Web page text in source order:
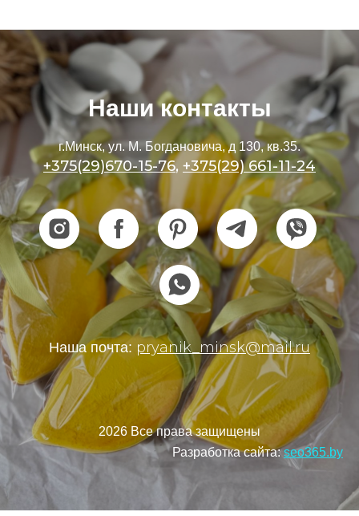
Наши контакты
г.Минск, ул. М. Богдановича, д 130, кв.35.
+375(29)670-15-76, +375(29) 661-11-24
Наша почта: pryanik_minsk@mail.ru
2026 Все права защищены
Разработка сайта: seo365.by